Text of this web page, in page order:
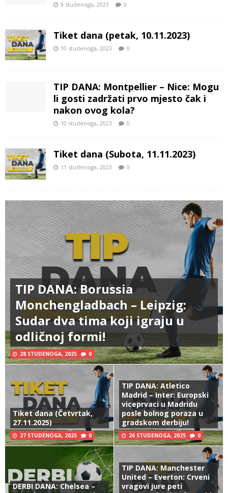
9 studenoga, 2023 0
Tiket dana (petak, 10.11.2023)
10 studenoga, 2023 0
TIP DANA: Montpellier – Nice: Mogu
li gosti zadržati prvo mjesto čak i
nakon ovog kola?
10 studenoga, 2023 0
Tiket dana (Subota, 11.11.2023)
11 studenoga, 2023 0
TIP DANA: Borussia
Monchengladbach – Leipzig:
Sudar dva tima koji igraju u
odličnoj formi!
28 STUDENOGA, 2025 0
Tiket dana (Četvrtak,
27.11.2025)
27 STUDENOGA, 2025 0
TIP DANA: Atletico
Madrid – Inter: Europski
viceprvaci u Madridu
posle bolnog poraza u
gradskom derbiju!
26 STUDENOGA, 2025 0
DERBI DANA: Chelsea –
TIP DANA: Manchester
United – Everton: Crveni
vragovi jure peti